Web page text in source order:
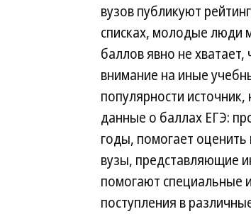
вузов публикуют
списках, молодые люди
баллов явно не
внимание на иные
популярности
данные о баллах ЕГЭ:
годы, помогает
вузы, представляющие
помогают специальные
поступления в